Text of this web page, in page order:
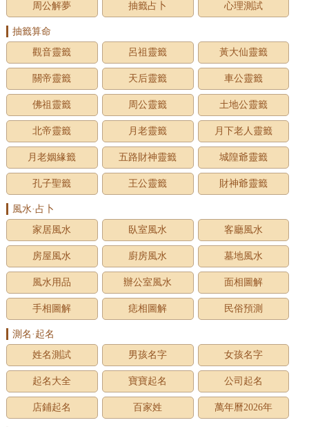
周公解夢
抽籤占卜 心理測試
抽籤算命
觀音靈籤
呂祖靈籤 黃大仙靈籤
關帝靈籤 天后靈籤 車公靈籤
佛祖靈籤 周公靈籤 土地公靈籤
北帝靈籤 月老靈籤 月下老人靈籤
月老姻緣籤 五路財神靈籤 城隍爺靈籤
孔子聖籤 王公靈籤 財神爺靈籤
風水·占卜
家居風水
臥室風水 客廳風水
房屋風水 廚房風水 墓地風水
風水用品 辦公室風水 面相圖解
手相圖解 痣相圖解 民俗預測
測名·起名
姓名測試
男孩名字 女孩名字
起名大全 寶寶起名 公司起名
店鋪起名 百家姓 萬年曆2026年